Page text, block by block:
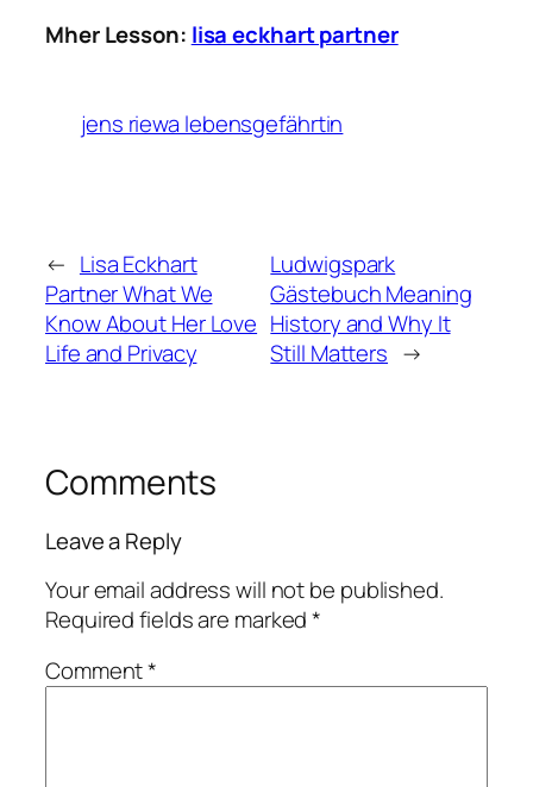
Mher Lesson: lisa eckhart partner
jens riewa lebensgefährtin
← Lisa Eckhart
Partner What We
Know About Her Love
Life and Privacy
Ludwigspark
Gästebuch Meaning
History and Why It
Still Matters →
Comments
Leave a Reply
Your email address will not be published.
Required fields are marked*
Comment*